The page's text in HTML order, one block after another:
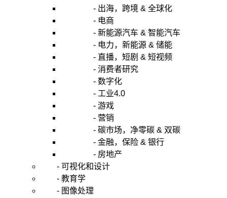
- 出海，跨境 & 全球化
- 电商
- 新能源汽车 & 智能汽车
- 电力，新能源 & 储能
- 直播，短剧 & 短视频
- 消费者研究
- 数字化
- 工业4.0
- 游戏
- 营销
- 碳市场，净零碳 & 双碳
- 金融，保险 & 银行
- 房地产
- 可视化和设计
- 教育学
- 图像处理